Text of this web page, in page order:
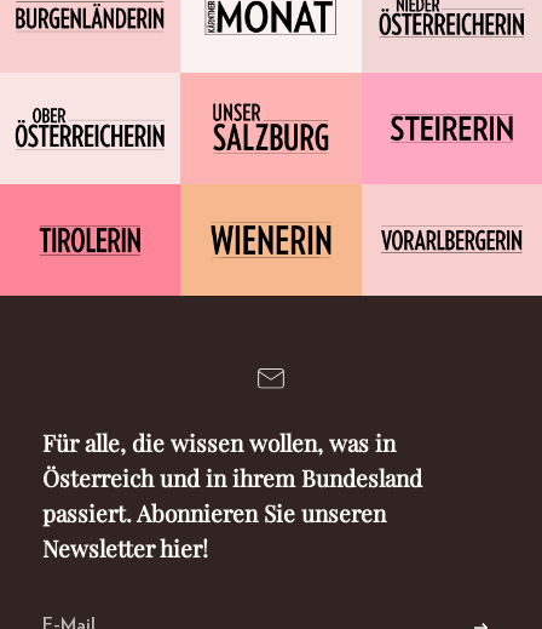
Für alle, die wissen wollen, was in
Österreich und in ihrem Bundesland
passiert. Abonnieren Sie unseren
Newsletter hier!